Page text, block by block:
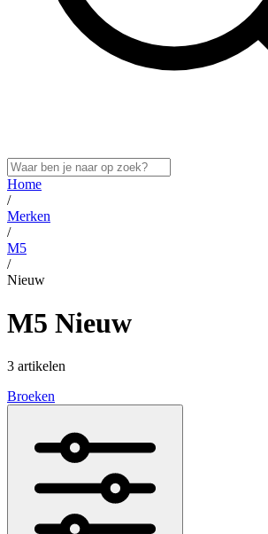
Home
/
Merken
/
M5
/
Nieuw
M5 Nieuw
3 artikelen
Broeken